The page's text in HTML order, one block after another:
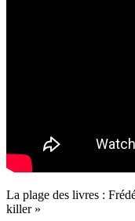
La plage des livres :
killer »